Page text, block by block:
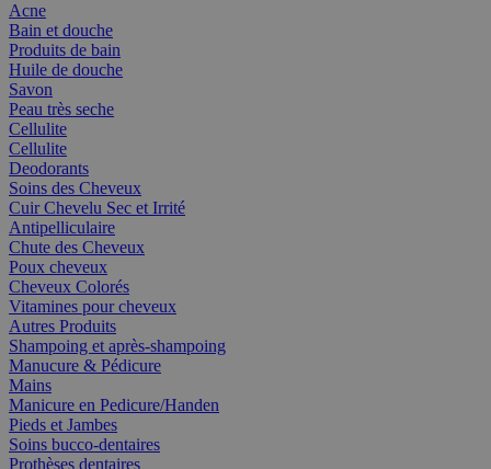
Acne
Bain et douche
Produits de bain
Huile de douche
Savon
Peau très seche
Cellulite
Cellulite
Deodorants
Soins des Cheveux
Cuir Chevelu Sec et Irrité
Antipelliculaire
Chute des Cheveux
Poux cheveux
Cheveux Colorés
Vitamines pour cheveux
Autres Produits
Shampoing et après-shampoing
Manucure & Pédicure
Mains
Manicure en Pedicure/Handen
Pieds et Jambes
Soins bucco-dentaires
Prothèses dentaires